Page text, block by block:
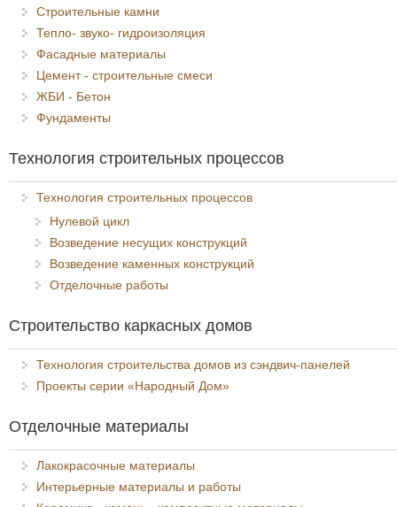
Строительные камни
Тепло- звуко- гидроизоляция
Фасадные материалы
Цемент - строительные смеси
ЖБИ - Бетон
Фундаменты
Технология строительных процессов
Технология строительных процессов
Нулевой цикл
Возведение несущих конструкций
Возведение каменных конструкций
Отделочные работы
Строительство каркасных домов
Технология строительства домов из сэндвич-панелей
Проекты серии «Народный Дом»
Отделочные материалы
Лакокрасочные материалы
Интерьерные материалы и работы